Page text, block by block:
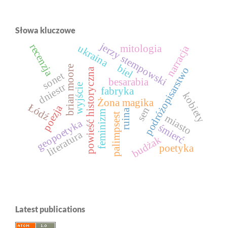
Słowa kluczowe
brian moore powieść historycznaŻona magikapodróżopisarstwo
geopoetyka ruina
palimpsest
besarabia
budżak
dniestr
ukrainajerzy stempowski
poezja
sonet
Łódź
miasto
fabryka
recenzja biel
śmierć
wyjście sen
feminizm
kobiety
literatura
narracja
poetyka
mitologia
Latest publications